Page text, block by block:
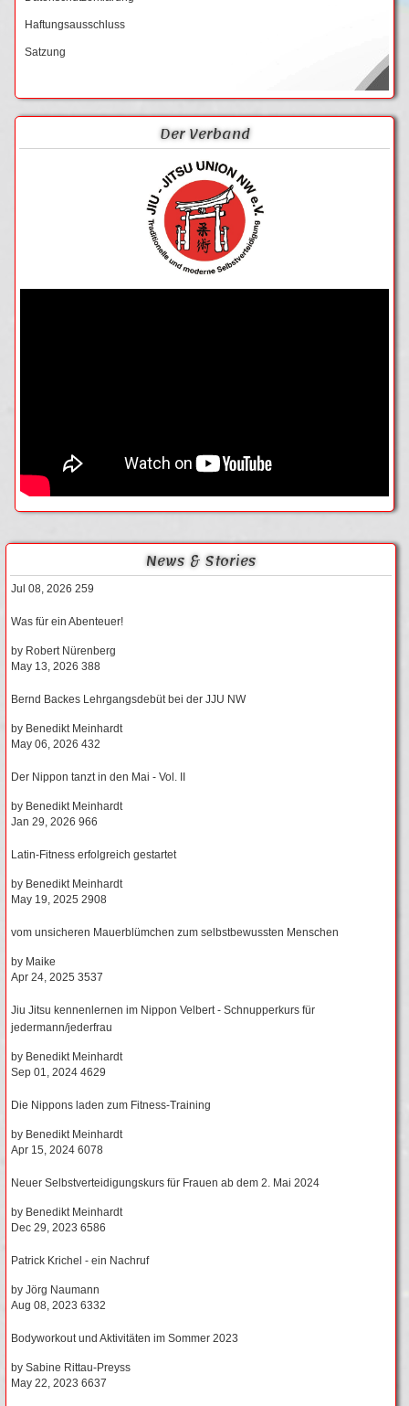
Haftungsausschluss
Satzung
Der Verband
News & Stories
Jul 08, 2026 259
Was für ein Abenteuer!
by Robert Nürenberg
May 13, 2026 388
Bernd Backes Lehrgangsdebüt bei der JJU NW
by Benedikt Meinhardt
May 06, 2026 432
Der Nippon tanzt in den Mai - Vol. II
by Benedikt Meinhardt
Jan 29, 2026 966
Latin-Fitness erfolgreich gestartet
by Benedikt Meinhardt
May 19, 2025 2908
vom unsicheren Mauerblümchen zum selbstbewussten Menschen
by Maike
Apr 24, 2025 3537
Jiu Jitsu kennenlernen im Nippon Velbert - Schnupperkurs für
jedermann/jederfrau
by Benedikt Meinhardt
Sep 01, 2024 4629
Die Nippons laden zum Fitness-Training
by Benedikt Meinhardt
Apr 15, 2024 6078
Neuer Selbstverteidigungskurs für Frauen ab dem 2. Mai 2024
by Benedikt Meinhardt
Dec 29, 2023 6586
Patrick Krichel - ein Nachruf
by Jörg Naumann
Aug 08, 2023 6332
Bodyworkout und Aktivitäten im Sommer 2023
by Sabine Rittau-Preyss
May 22, 2023 6637